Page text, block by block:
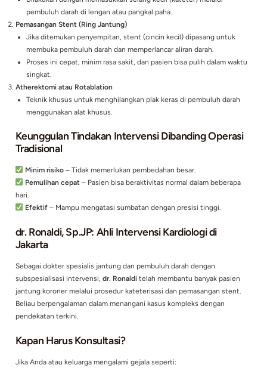
Metode Intervensi Non-Bedah untuk
Koroner
Berbeda dengan operasi bypass yang memerlukan
besar,
seperti:
Prosedur diagnostik untuk memeriksa penyumbatan di
Dilakukan dengan memasukkan selang kecil (kateter)
pembuluh darah di lengan atau pangkal paha.
Pemasangan Stent (Ring Jantung)
membuka pembuluh darah dan memperlancar aliran darah.
Proses ini cepat, minim rasa sakit, dan pasien bisa pulih
singkat.
Atherektomi atau Rotablation
Teknik khusus untuk menghilangkan plak keras di
menggunakan alat khusus.
Keunggulan Tindakan Intervensi Dibanding
Tradisional